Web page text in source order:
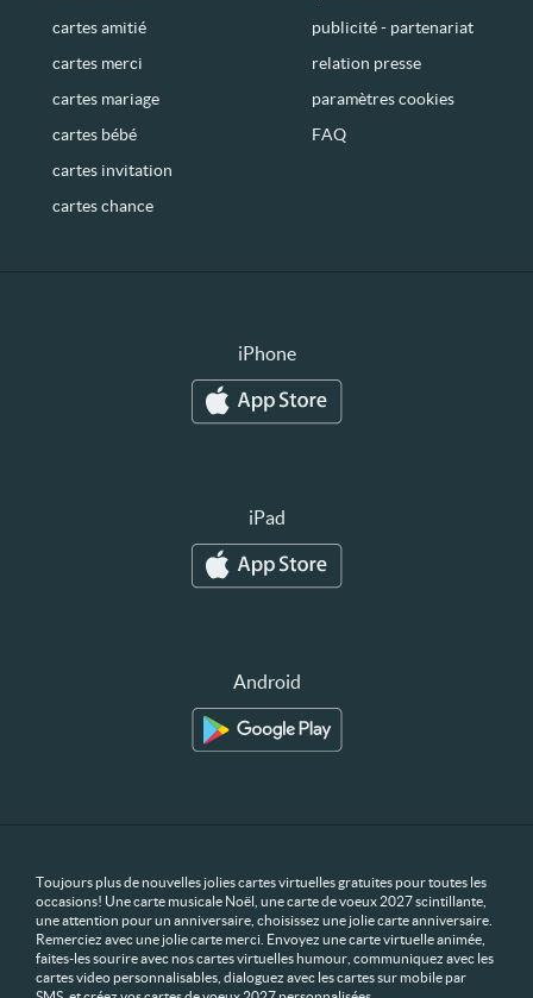
cartes amitié
cartes merci
cartes mariage
cartes bébé
cartes invitation
cartes chance
publicité - partenariat
relation presse
paramètres cookies
FAQ
iPhone
iPad
Android
Toujours plus de nouvelles jolies cartes virtuelles gratuites pour toutes les
occasions! Une carte musicale Noël, une carte de voeux 2027 scintillante,
une attention pour un anniversaire, choisissez une jolie carte anniversaire.
Remerciez avec une jolie carte merci. Envoyez une carte virtuelle animée,
faites-les sourire avec nos cartes virtuelles humour, communiquez avec les
cartes video personnalisables, dialoguez avec les cartes sur mobile par